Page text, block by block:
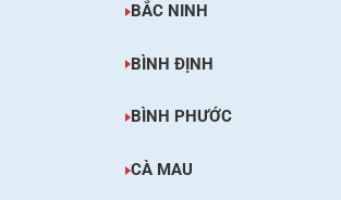
BẮC NINH
BÌNH ĐỊNH
BÌNH PHƯỚC
CÀ MAU